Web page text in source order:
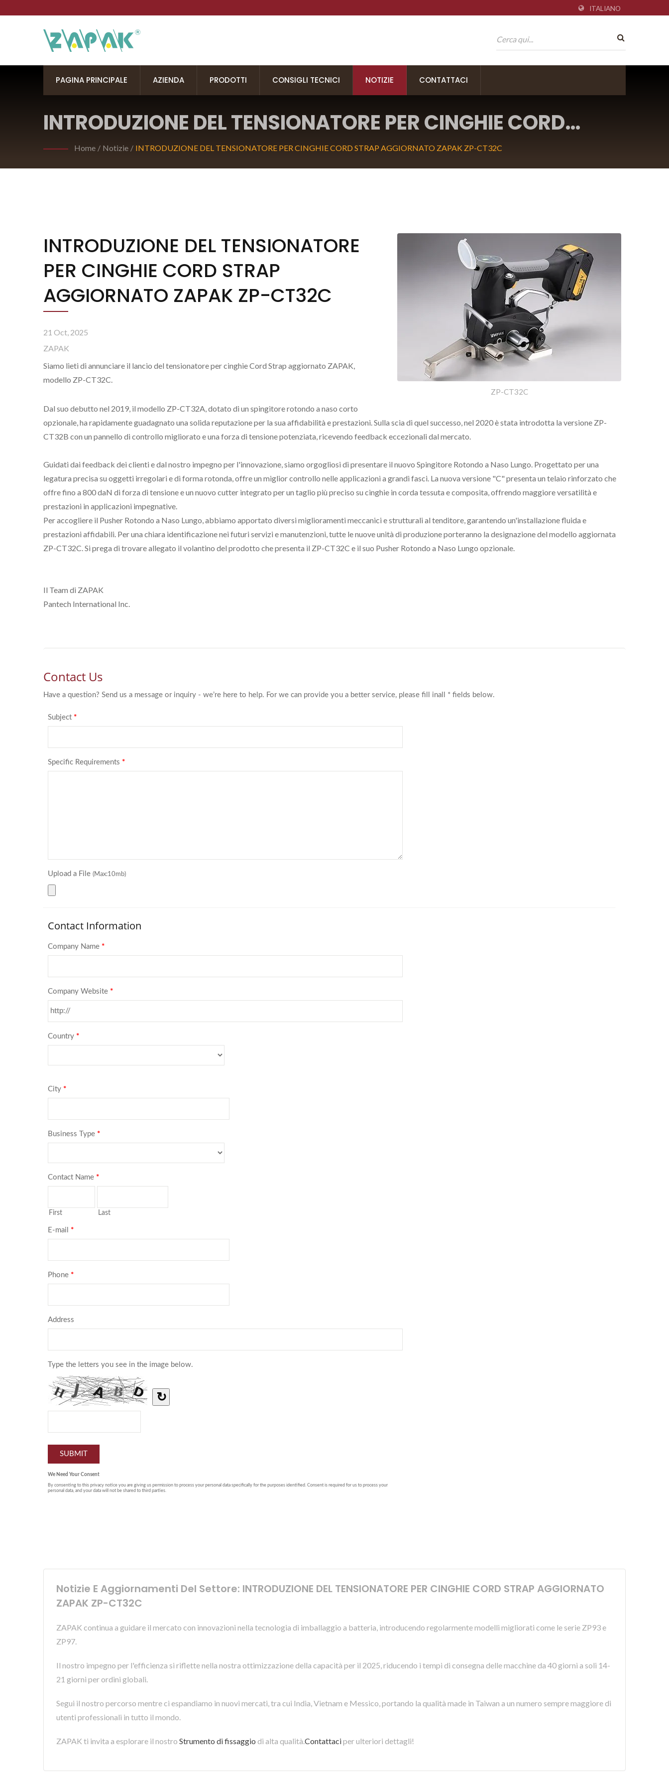
ITALIANO
PAGINA PRINCIPALE AZIENDA PRODOTTI CONSIGLI TECNICI NOTIZIE CONTATTACI
INTRODUZIONE DEL TENSIONATORE PER CINGHIE CORD
STRAP AGGIORNATO ZAPAK ZP-CT32C
Home / Notizie / INTRODUZIONE DEL TENSIONATORE PER CINGHIE CORD STRAP AGGIORNATO ZAPAK ZP-CT32C
ZP-CT32C
INTRODUZIONE DEL TENSIONATORE
PER CINGHIE CORD STRAP
AGGIORNATO ZAPAK ZP-CT32C
21 Oct, 2025
ZAPAK
Siamo lieti di annunciare il lancio del tensionatore per cinghie Cord Strap aggiornato ZAPAK,
modello ZP-CT32C.
Dal suo debutto nel 2019, il modello ZP-CT32A, dotato di un spingitore rotondo a naso corto
opzionale, ha rapidamente guadagnato una solida reputazione per la sua affidabilità e prestazioni. Sulla scia di quel successo, nel 2020 è stata introdotta la versione ZP-
CT32B con un pannello di controllo migliorato e una forza di tensione potenziata, ricevendo feedback eccezionali dal mercato.
Guidati dai feedback dei clienti e dal nostro impegno per l'innovazione, siamo orgogliosi di presentare il nuovo Spingitore Rotondo a Naso Lungo. Progettato per una
legatura precisa su oggetti irregolari e di forma rotonda, offre un miglior controllo nelle applicazioni a grandi fasci. La nuova versione "C" presenta un telaio rinforzato che
offre fino a 800 daN di forza di tensione e un nuovo cutter integrato per un taglio più preciso su cinghie in corda tessuta e composita, offrendo maggiore versatilità e
prestazioni in applicazioni impegnative.
Per accogliere il Pusher Rotondo a Naso Lungo, abbiamo apportato diversi miglioramenti meccanici e strutturali al tenditore, garantendo un'installazione fluida e
prestazioni affidabili. Per una chiara identificazione nei futuri servizi e manutenzioni, tutte le nuove unità di produzione porteranno la designazione del modello aggiornata
ZP-CT32C. Si prega di trovare allegato il volantino del prodotto che presenta il ZP-CT32C e il suo Pusher Rotondo a Naso Lungo opzionale.
Il Team di ZAPAK
Pantech International Inc.
Notizie E Aggiornamenti Del Settore: INTRODUZIONE DEL TENSIONATORE PER CINGHIE CORD STRAP AGGIORNATO
ZAPAK ZP-CT32C
ZAPAK continua a guidare il mercato con innovazioni nella tecnologia di imballaggio a batteria, introducendo regolarmente modelli migliorati come le serie ZP93 e
ZP97.
Il nostro impegno per l'efficienza si riflette nella nostra ottimizzazione della capacità per il 2025, riducendo i tempi di consegna delle macchine da 40 giorni a soli 14-
21 giorni per ordini globali.
Segui il nostro percorso mentre ci espandiamo in nuovi mercati, tra cui India, Vietnam e Messico, portando la qualità made in Taiwan a un numero sempre maggiore di
utenti professionali in tutto il mondo.
ZAPAK ti invita a esplorare il nostro Strumento di fissaggio di alta qualità.Contattaciper ulteriori dettagli!